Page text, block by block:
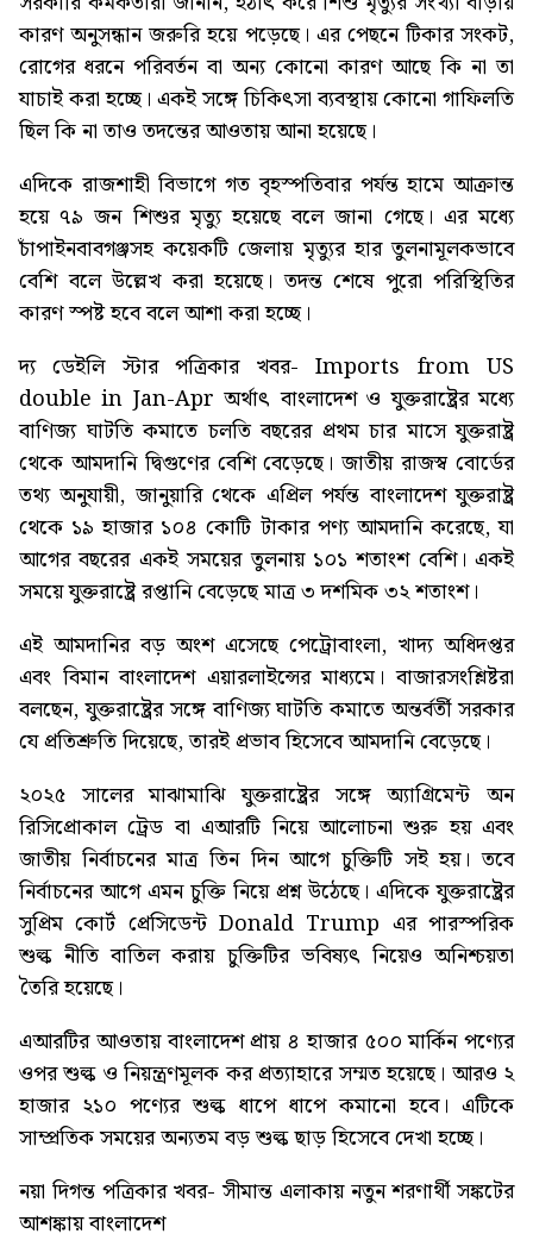
কারণ অনুসন্ধান জরুরি হয়ে পড়েছে। এর পেছনে টিকার সংকট,
রোগের ধরনে পরিবর্তন বা অন্য কোনো কারণ আছে কি না তা
যাচাই করা হচ্ছে। একই সঙ্গে চিকিৎসা ব্যবস্থায় কোনো গাফিলতি
ছিল কি না তাও তদন্তের আওতায় আনা হয়েছে।
এদিকে রাজশাহী বিভাগে গত বৃহস্পতিবার পর্যন্ত হামে আক্রান্ত
হয়ে ৭৯ জন শিশুর মৃত্যু হয়েছে বলে জানা গেছে। এর মধ্যে
চাঁপাইনবাবগঞ্জসহ কয়েকটি জেলায় মৃত্যুর হার তুলনামূলকভাবে
বেশি বলে উল্লেখ করা হয়েছে। তদন্ত শেষে পুরো পরিস্থিতির
কারণ স্পষ্ট হবে বলে আশা করা হচ্ছে।
দ্য ডেইলি স্টার পত্রিকার খবর-Imports from US
double in Jan-Aprঅর্থাৎ বাংলাদেশ ও যুক্তরাষ্ট্রের মধ্যে
বাণিজ্য ঘাটতি কমাতে চলতি বছরের প্রথম চার মাসে যুক্তরাষ্ট্র
থেকে আমদানি দ্বিগুণের বেশি বেড়েছে। জাতীয় রাজস্ব বোর্ডের
তথ্য অনুযায়ী, জানুয়ারি থেকে এপ্রিল পর্যন্ত বাংলাদেশ যুক্তরাষ্ট্র
থেকে ১৯ হাজার ১০৪ কোটি টাকার পণ্য আমদানি করেছে, যা
আগের বছরের একই সময়ের তুলনায় ১০১ শতাংশ বেশি। একই
সময়ে যুক্তরাষ্ট্রে রপ্তানি বেড়েছে মাত্র ৩ দশমিক ৩২ শতাংশ।
এই আমদানির বড় অংশ এসেছে পেট্রোবাংলা, খাদ্য অধিদপ্তর
এবং বিমান বাংলাদেশ এয়ারলাইন্সের মাধ্যমে। বাজারসংশ্লিষ্টরা
বলছেন, যুক্তরাষ্ট্রের সঙ্গে বাণিজ্য ঘাটতি কমাতে অন্তর্বর্তী সরকার
যে প্রতিশ্রুতি দিয়েছে, তারই প্রভাব হিসেবে আমদানি বেড়েছে।
২০২৫ সালের মাঝামাঝি যুক্তরাষ্ট্রের সঙ্গে অ্যাগ্রিমেন্ট অন
রিসিপ্রোকাল ট্রেড বা এআরটি নিয়ে আলোচনা শুরু হয় এবং
জাতীয় নির্বাচনের মাত্র তিন দিন আগে চুক্তিটি সই হয়। তবে
নির্বাচনের আগে এমন চুক্তি নিয়ে প্রশ্ন উঠেছে। এদিকে যুক্তরাষ্ট্রের
সুপ্রিম কোর্ট প্রেসিডেন্ট Donald Trump এর পারস্পরিক
শুল্ক নীতি বাতিল করায় চুক্তিটির ভবিষ্যৎ নিয়েও অনিশ্চয়তা
তৈরি হয়েছে।
এআরটির আওতায় বাংলাদেশ প্রায় ৪ হাজার ৫০০ মার্কিন পণ্যের
ওপর শুল্ক ও নিয়ন্ত্রণমূলক কর প্রত্যাহারে সম্মত হয়েছে। আরও ২
হাজার ২১০ পণ্যের শুল্ক ধাপে ধাপে কমানো হবে। এটিকে
সাম্প্রতিক সময়ের অন্যতম বড় শুল্ক ছাড় হিসেবে দেখা হচ্ছে।
নয়া দিগন্ত পত্রিকার খবর-সীমান্ত এলাকায় নতুন শরণার্থী সঙ্কটের
আশঙ্কায় বাংলাদেশ